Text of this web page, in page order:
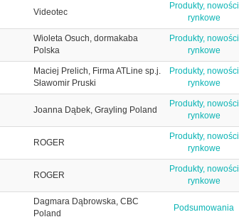
Videotec
Produkty, nowości
rynkowe
Wioleta Osuch, dormakaba
Polska
Produkty, nowości
rynkowe
Maciej Prelich, Firma ATLine sp.j.
Sławomir Pruski
Produkty, nowości
rynkowe
Joanna Dąbek, Grayling Poland
Produkty, nowości
rynkowe
ROGER
Produkty, nowości
rynkowe
ROGER
Produkty, nowości
rynkowe
Dagmara Dąbrowska, CBC
Poland
Podsumowania